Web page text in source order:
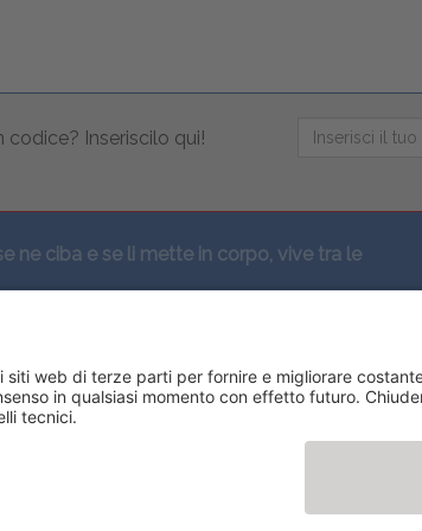
codice? Inseriscilo qui!
ne ciba e se li mette in corpo, vive tra le